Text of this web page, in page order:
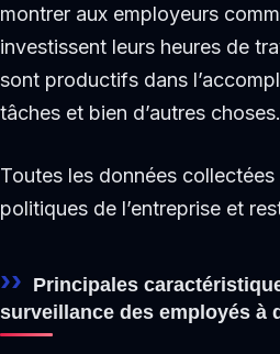
montrer aux employeurs
investissent leurs heures de
sont productifs dans
tâches et bien d’autres choses.
Toutes les données
politiques de l’entreprise et
Principales
surveillance des employés à